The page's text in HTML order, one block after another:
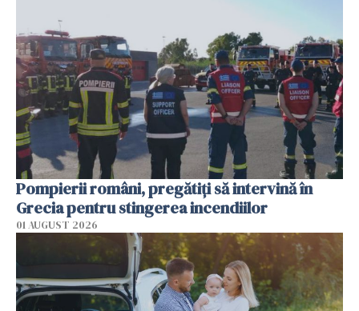
Pompierii români, pregătiţi să intervină în
Grecia pentru stingerea incendiilor
01 AUGUST 2026